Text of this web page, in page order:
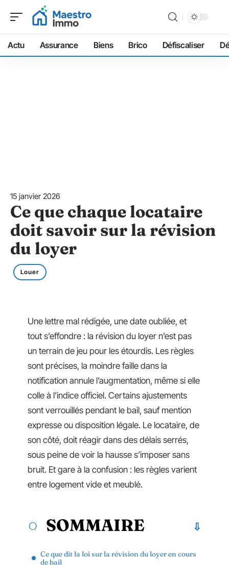
Actu Assurance Biens Brico Défiscaliser
15 janvier 2026
Ce que chaque locataire
doit savoir sur la révision
du loyer
Louer
Une lettre mal rédigée, une date oubliée, et
tout s’effondre : la révision du loyer n’est pas
un terrain de jeu pour les étourdis. Les règles
sont précises, la moindre faille dans la
notification annule l’augmentation, même si elle
colle à l’indice officiel. Certains ajustements
sont verrouillés pendant le bail, sauf mention
expresse ou disposition légale. Le locataire, de
son côté, doit réagir dans des délais serrés,
sous peine de voir la hausse s’imposer sans
bruit. Et gare à la confusion : les règles varient
entre logement vide et meublé.
SOMMAIRE
Ce que dit la loi sur la révision du loyer en cours
de bail